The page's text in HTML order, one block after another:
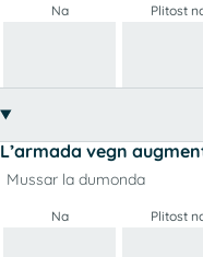
Na Plitost
L’armada vegn
Mussar la dumonda
Na Plitost